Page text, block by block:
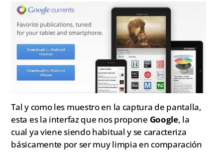
Tal y como les muestro en la captura de pantalla,
esta es la interfaz que nos propone Google, la
cual ya viene siendo habitual y se caracteriza
básicamente por ser muy limpia en comparación